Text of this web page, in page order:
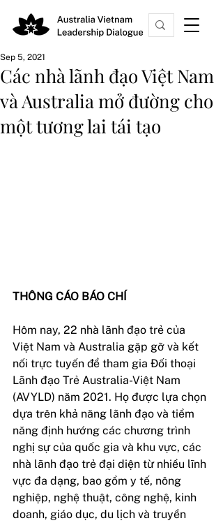
Các nhà lãnh đạo Việt Nam
và Australia mở đường cho
một tương lai tái tạo
Sep 5, 2021
THÔNG CÁO BÁO CHÍ
Hôm nay, 22 nhà lãnh đạo trẻ của
Việt Nam và Australia gặp gỡ và kết
nối trực tuyến để tham gia Đối thoại
Lãnh đạo Trẻ Australia-Việt Nam
(AVYLD) năm 2021. Họ được lựa chọn
dựa trên khả năng lãnh đạo và tiềm
năng định hướng các chương trình
nghị sự của quốc gia và khu vực, các
nhà lãnh đạo trẻ đại diện từ nhiều lĩnh
vực đa dạng, bao gồm y tế, nông
nghiệp, nghệ thuật, công nghệ, kinh
doanh, giáo dục, du lịch và truyền